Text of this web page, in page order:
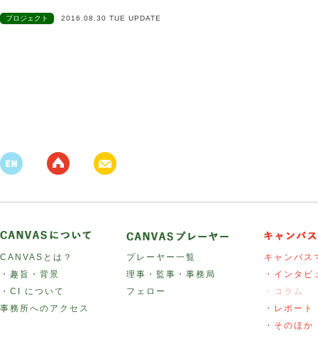
プロジェクト 2016.08.30 TUE UPDATE
CANVASとは？
・趣旨・背景
・CI について
事務所へのアクセス
プレーヤー一覧
理事・監事・事務局
フェロー
キャンバス
・インタビ
・コラム
・レポート
・そのほか